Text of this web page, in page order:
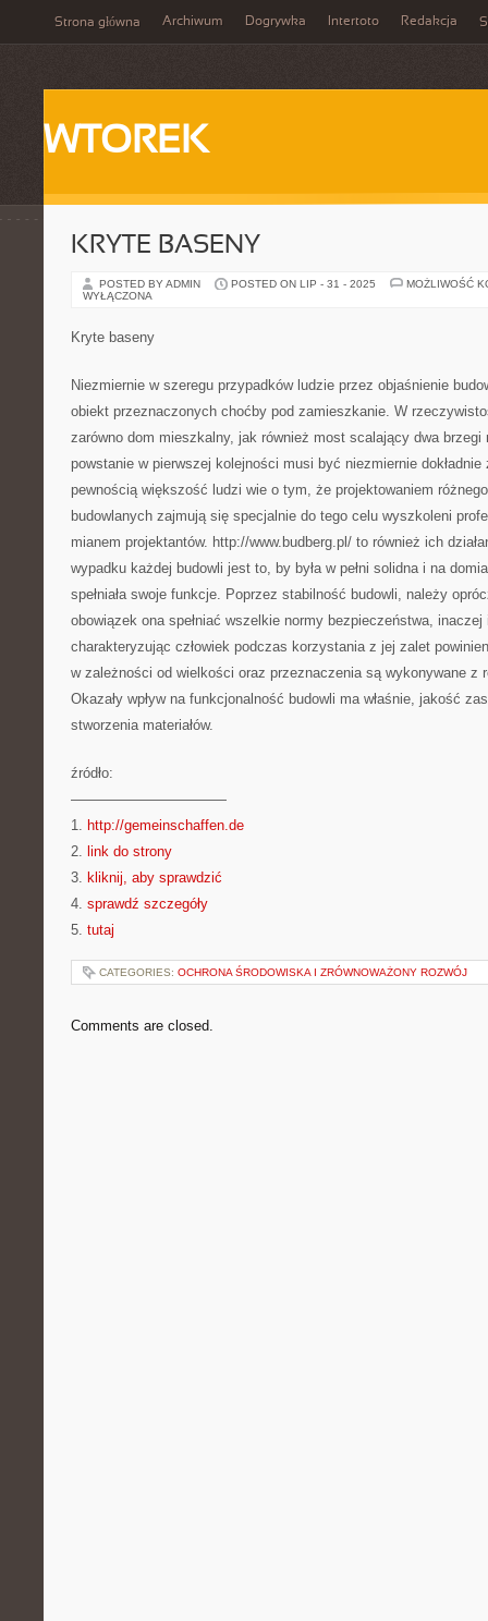
Strona główna Archiwum Dogrywka Intertoto Redakcja
WTOREK
KRYTE BASENY
POSTED BY ADMIN POSTED ON LIP - 31 - 2025
MOŻLIWOŚĆ
WYŁĄCZONA
Kryte baseny
Niezmiernie w szeregu przypadków ludzie przez objaśnienie
obiekt przeznaczonych choćby pod zamieszkanie. W
zarówno dom mieszkalny, jak również most scalający dwa brzegi
powstanie w pierwszej kolejności musi być niezmiernie dokładnie
pewnością większość ludzi wie o tym, że projektowaniem
budowlanych zajmują się specjalnie do tego celu wyszkoleni
mianem projektantów. http://www.budberg.pl/ to również ich
wypadku każdej budowli jest to, by była w pełni solidna i na
spełniała swoje funkcje. Poprzez stabilność budowli, należy
obowiązek ona spełniać wszelkie normy bezpieczeństwa,
charakteryzując człowiek podczas korzystania z jej zalet
w zależności od wielkości oraz przeznaczenia są wykonywane z
Okazały wpływ na funkcjonalność budowli ma właśnie, jakość
stworzenia materiałów.
źródło:
———————————
1. http://gemeinschaffen.de
2. link do strony
3. kliknij, aby sprawdzić
4. sprawdź szczegóły
5. tutaj
CATEGORIES: OCHRONA ŚRODOWISKA I ZRÓWNOWAŻONY ROZWÓJ
Comments are closed.